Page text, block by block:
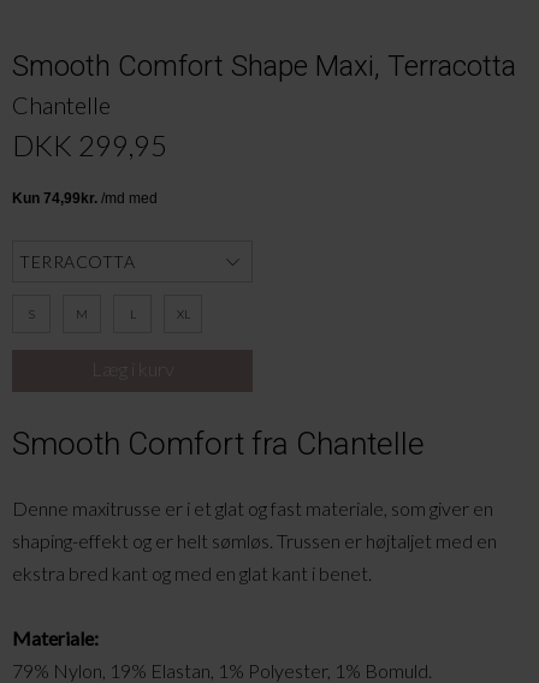
Smooth Comfort Shape Maxi, Terracotta
Chantelle
DKK 299,95
S M L XL
Smooth Comfort fra Chantelle
Denne maxitrusse er i et glat og fast materiale, som giver en
shaping-effekt og er helt sømløs. Trussen er højtaljet med en
ekstra bred kant og med en glat kant i benet.
Materiale:
79% Nylon, 19% Elastan, 1% Polyester, 1% Bomuld.